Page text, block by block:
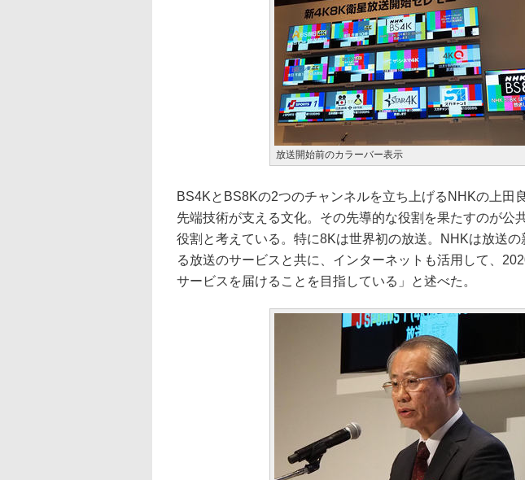
放送開始前のカラーバー表示
BS4KとBS8Kの2つのチャンネルを立ち上げるNHKの上田
先端技術が支える文化。その先導的な役割を果たすのが公
役割と考えている。特に8Kは世界初の放送。NHKは放送
る放送のサービスと共に、インターネットも活用して、
サービスを届けることを目指している」と述べた。